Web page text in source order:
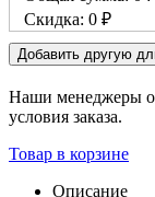
Скидка: 0 ₽
Добавить другую
Наши менеджеры
условия заказа.
Товар в корзине
Описание